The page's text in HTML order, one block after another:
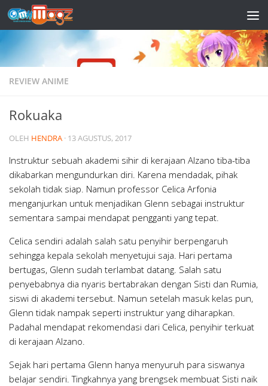
Skip to content
REVIEW ANIME
Rokuaka
OLEH HENDRA · 13 AGUSTUS, 2017
Instruktur sebuah akademi sihir di kerajaan Alzano tiba-tiba
dikabarkan mengundurkan diri. Karena mendadak, pihak
sekolah tidak siap. Namun professor Celica Arfonia
menganjurkan untuk menjadikan Glenn sebagai instruktur
sementara sampai mendapat pengganti yang tepat.
Celica sendiri adalah salah satu penyihir berpengaruh
sehingga kepala sekolah menyetujui saja. Hari pertama
bertugas, Glenn sudah terlambat datang. Salah satu
penyebabnya dia nyaris bertabrakan dengan Sisti dan Rumia,
siswi di akademi tersebut. Namun setelah masuk kelas pun,
Glenn tidak nampak seperti instruktur yang diharapkan.
Padahal mendapat rekomendasi dari Celica, penyihir terkuat
di kerajaan Alzano.
Sejak hari pertama Glenn hanya menyuruh para siswanya
belajar sendiri. Tingkahnya yang brengsek membuat Sisti naik